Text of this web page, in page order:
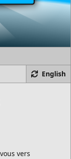
English
vers